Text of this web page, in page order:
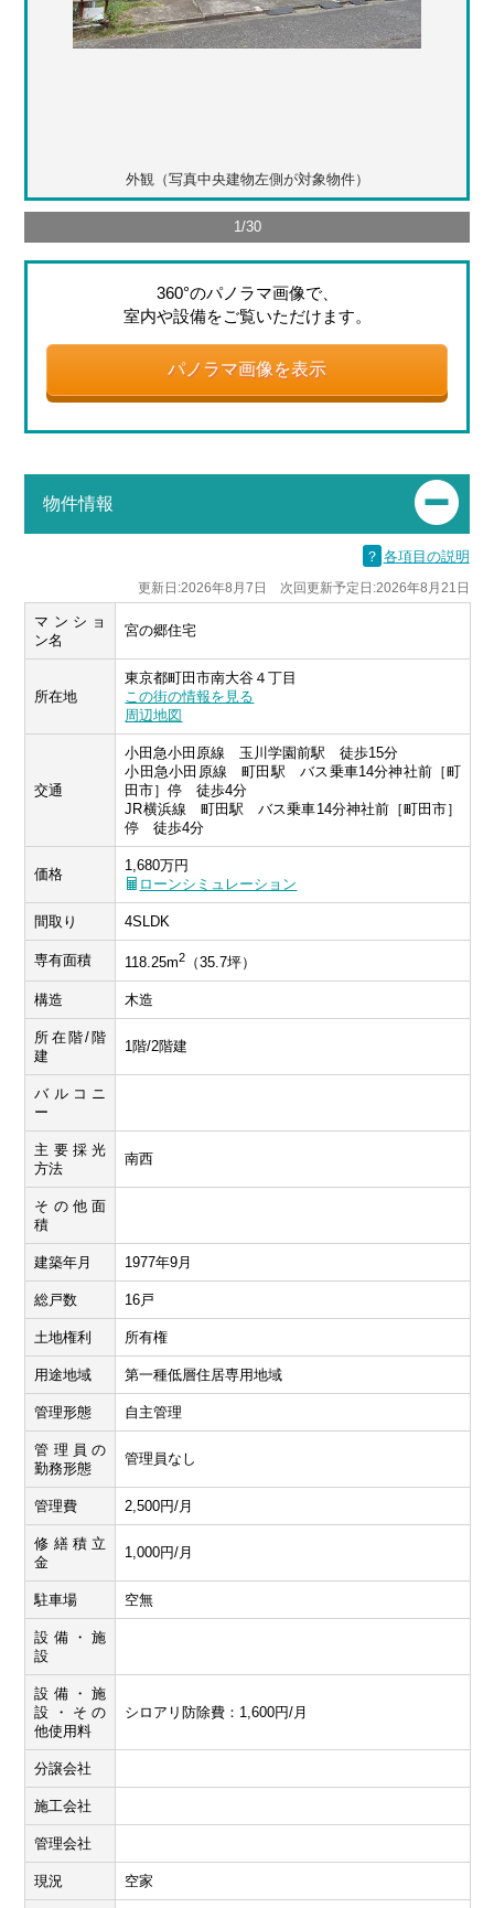
外観（写真中央建物左側が対象物件）
1 /30
360°のパノラマ画像で、
室内や設備をご覧いただけます。
パノラマ画像を表示
物件情報
？ 各項目の説明
更新日:2026年8月7日 次回更新予定日:2026年8月21日
マンショ
ン名
宮の郷住宅
所在地
東京都町田市南大谷４丁目
この街の情報を見る
周辺地図
交通
小田急小田原線 玉川学園前駅 徒歩15分
小田急小田原線 町田駅 バス乗車14分神社前［町
田市］停 徒歩4分
JR横浜線 町田駅 バス乗車14分神社前［町田市］
停 徒歩4分
価格
1,680万円
ローンシミュレーション
間取り 4SLDK
専有面積 118.25m2 （35.7坪）
構造 木造
所在階/階
建
1階/2階建
バルコニ
ー
主要採光
方法
南西
その他面
積
建築年月 1977年9月
総戸数 16戸
土地権利 所有権
用途地域 第一種低層住居専用地域
管理形態 自主管理
管理員の
勤務形態
管理員なし
管理費 2,500円/月
修繕積立
金
1,000円/月
駐車場 空無
設備・施
設
設備・施
設・その
他使用料
シロアリ防除費：1,600円/月
分譲会社
施工会社
管理会社
現況 空家